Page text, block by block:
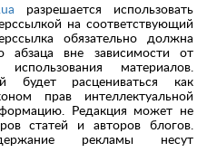
разрешается использовать
на соответствующий
обязательно должна
абзаца вне зависимости от
материалов.
будет расцениваться как
прав интеллектуальной
Редакция может не
статей и авторов блогов.
рекламы несут